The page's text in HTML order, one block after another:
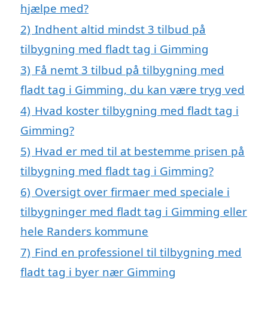
hjælpe med?
2) Indhent altid mindst 3 tilbud på
tilbygning med fladt tag i Gimming
3) Få nemt 3 tilbud på tilbygning med
fladt tag i Gimming, du kan være tryg ved
4) Hvad koster tilbygning med fladt tag i
Gimming?
5) Hvad er med til at bestemme prisen på
tilbygning med fladt tag i Gimming?
6) Oversigt over firmaer med speciale i
tilbygninger med fladt tag i Gimming eller
hele Randers kommune
7) Find en professionel til tilbygning med
fladt tag i byer nær Gimming